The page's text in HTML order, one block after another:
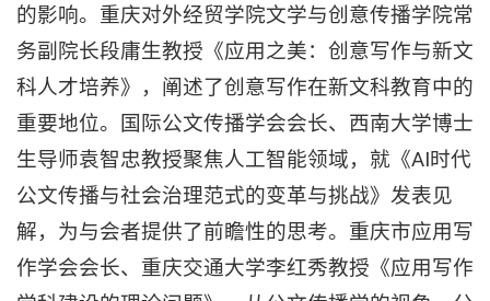
的影响。重庆对外经贸学院文学与创意传播学院常
务副院长段庸生教授《应用之美：创意写作与新文
科人才培养》，阐述了创意写作在新文科教育中的
重要地位。国际公文传播学会会长、西南大学博士
生导师袁智忠教授聚焦人工智能领域，就《AI时代
公文传播与社会治理范式的变革与挑战》发表见
解，为与会者提供了前瞻性的思考。重庆市应用写
作学会会长、重庆交通大学李红秀教授《应用写作